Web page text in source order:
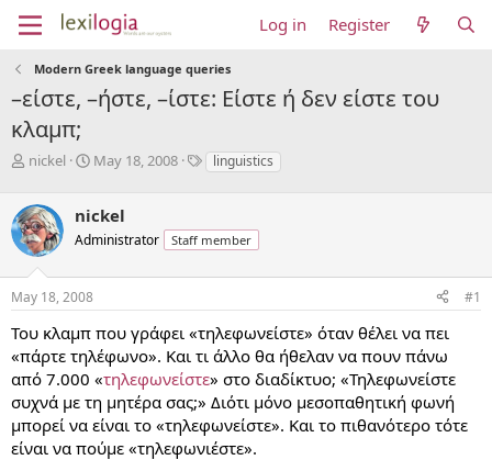
Log in Register
Modern Greek language queries
–είστε, –ήστε, –ίστε: Είστε ή δεν είστε του
κλαμπ;
T
e
a
d
s
t
a
r
t
e
r
nickel
S
r
t
a
t
e
May 18, 2008
Tlinguistics
nickel
Administrator Staff member
May 18, 2008 #1
Του κλαμπ που γράφει «τηλεφωνείστε» όταν θέλει να πει
«πάρτε τηλέφωνο». Και τι άλλο θα ήθελαν να πουν πάνω
από 7.000 «τηλεφωνείστε» στο διαδίκτυο; «Τηλεφωνείστε
συχνά με τη μητέρα σας;» Διότι μόνο μεσοπαθητική φωνή
μπορεί να είναι το «τηλεφωνείστε». Και το πιθανότερο τότε
είναι να πούμε «τηλεφωνιέστε».